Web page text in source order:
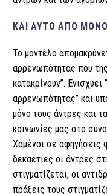
ΚΑΙ ΑΥΤΌ ΑΠΌ
Το μοντέλο
αρρενωπότητας που
κατακρίνουν”.
αρρενωπότητας” και
μόνο τους άντρες και
κοινωνίες μας στο
Χαμένοι σε αφηγήσεις
δεκαετίες οι άντρες
στιγματίζεται, οι
πράξεις τους